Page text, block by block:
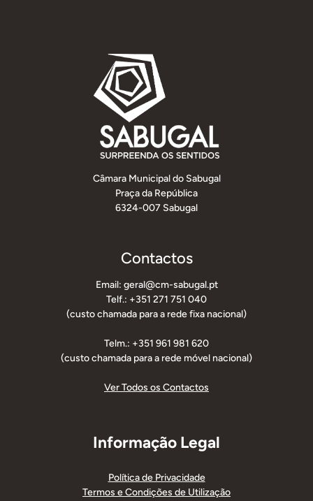
Câmara Municipal do Sabugal
Praça da República
6324-007 Sabugal
Contactos
Email: geral@cm-sabugal.pt
Telf.: +351 271 751 040
(custo chamada para a rede fixa nacional)
Telm.: +351 961 981 620
(custo chamada para a rede móvel nacional)
Ver Todos os Contactos
Informação Legal
Política de Privacidade
Termos e Condições de Utilização